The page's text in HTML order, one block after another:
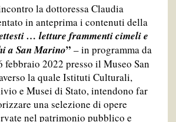
la dottoressa Claudia
in anteprima i contenuti della
… letture frammenti cimeli e
a San Marino” – in programma da
febbraio 2022 presso il Museo San
la quale Istituti Culturali,
e Musei di Stato, intendono far
una selezione di opere
nel patrimonio pubblico e